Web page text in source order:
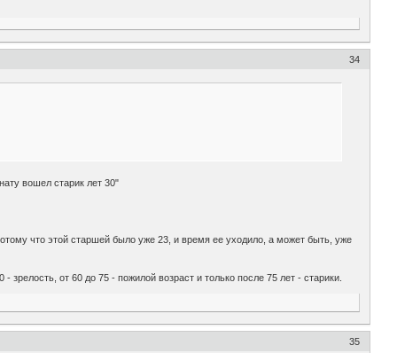
34
вошел старик лет 30"
что этой старшей было уже 23, и время ее уходило, а может быть, уже
от 60 до 75 - пожилой возраст и только после 75 лет - старики.
35